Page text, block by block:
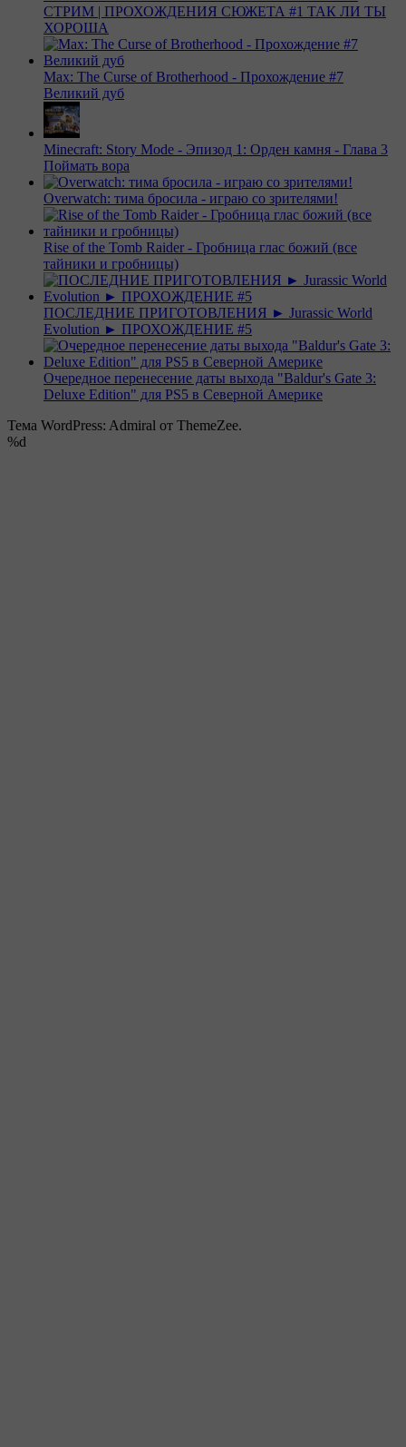
СТРИМ | ПРОХОЖДЕНИЯ СЮЖЕТА #1 ТАК ЛИ ТЫ
ХОРОША
Max: The Curse of Brotherhood - Прохождение #7
Великий дуб
Minecraft: Story Mode - Эпизод 1: Орден камня - Глава 3
Поймать вора
Overwatch: тима бросила - играю со зрителями!
Rise of the Tomb Raider - Гробница глас божий (все
тайники и гробницы)
ПОСЛЕДНИЕ ПРИГОТОВЛЕНИЯ ► Jurassic World
Evolution ► ПРОХОЖДЕНИЕ #5
Очередное перенесение даты выхода "Baldur's Gate 3:
Deluxe Edition" для PS5 в Северной Америке
Тема WordPress: Admiral от ThemeZee.
%d